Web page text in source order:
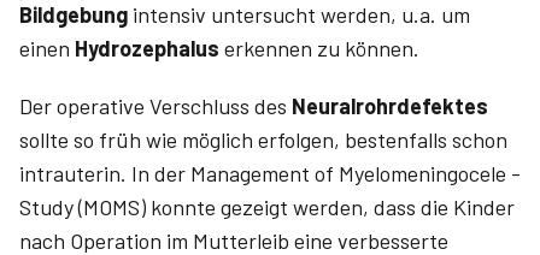
Bildgebung intensiv untersucht werden, u.a. um
einen Hydrozephalus erkennen zu können.
Der operative Verschluss des Neuralrohrdefektes
sollte so früh wie möglich erfolgen, bestenfalls schon
intrauterin. In der ­Management of ­Myelomeningocele ­
Study (­MOMS) konnte gezeigt werden, dass die Kinder
nach Operation im Mutterleib eine verbesserte